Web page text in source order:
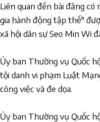
Liên quan đến bài đăng
gia hành động tập thể"
xã hội dân sự Seo Min Wi
Ủy ban Thường vụ Quốc
tội danh vi phạm Luật
công việc và đe dọa.
Ủy ban Thường vụ Quốc